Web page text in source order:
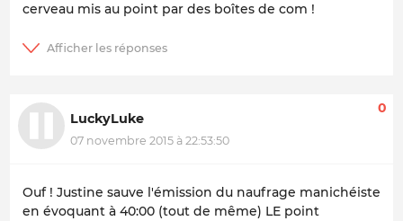
cerveau mis au point par des boîtes de com !
LuckyLuke
07 novembre 2015 à 22:53:50
0
Ouf ! Justine sauve l'émission du naufrage manichéiste
en évoquant à 40:00 (tout de même) LE point